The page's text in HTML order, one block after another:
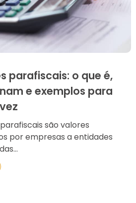
parafiscais: o que é,
e exemplos para
são valores
por empresas a entidades